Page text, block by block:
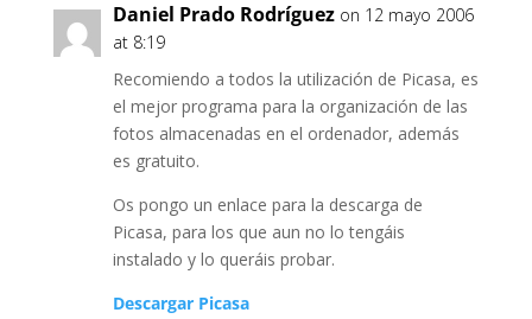
Daniel Prado Rodrí­guez on 12 mayo 2006
at 8:19
Recomiendo a todos la utilización de Picasa, es
el mejor programa para la organización de las
fotos almacenadas en el ordenador, además
es gratuito.
Os pongo un enlace para la descarga de
Picasa, para los que aun no lo tengáis
instalado y lo queráis probar.
Descargar Picasa